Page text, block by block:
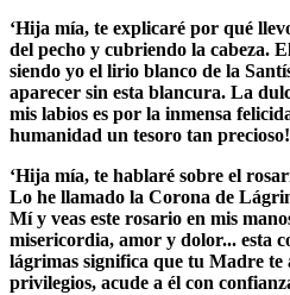
‘Hija mía, te explicaré por qué
del pecho y cubriendo la cabeza.
siendo yo el lirio blanco de la
aparecer sin esta blancura. La
mis labios es por la inmensa
humanidad un tesoro tan
‘Hija mía, te hablaré sobre el
Lo he llamado la Corona de
Mí y veas este rosario en mis
misericordia, amor y dolor... esta
lágrimas significa que tu Madre te
privilegios, acude a él con